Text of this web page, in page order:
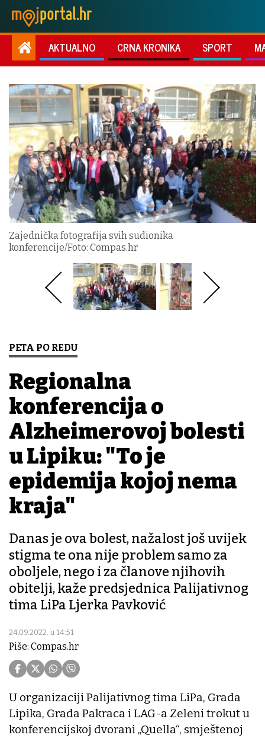
AKTUALNO CRNA KRONIKA SPORT
Zajednička fotografija svih sudionika
konferencije/Foto: Compas.hr
PETA PO REDU
Regionalna
konferencija o
Alzheimerovoj bolesti
u Lipiku: "To je
epidemija kojoj nema
kraja"
Danas je ova bolest, nažalost još uvijek
stigma te ona nije problem samo za
oboljele, nego i za članove njihovih
obitelji, kaže predsjednica Palijativnog
tima LiPa Ljerka Pavković
24.09.2022. u 14:51
Piše: Compas.hr
U organizaciji Palijativnog tima LiPa, Grada
Lipika, Grada Pakraca i LAG-a Zeleni trokut u
konferencijskoj dvorani „Quella“, smještenoj